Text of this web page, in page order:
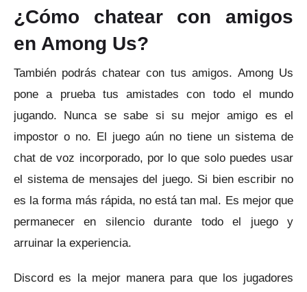
¿Cómo chatear con amigos
en Among Us?
También podrás chatear con tus amigos. Among Us
pone a prueba tus amistades con todo el mundo
jugando. Nunca se sabe si su mejor amigo es el
impostor o no.
El juego aún no tiene un sistema de
chat de voz incorporado, por lo que solo puedes usar
el sistema de mensajes del juego. Si bien escribir no
es la forma más rápida, no está tan mal. Es mejor que
permanecer en silencio durante todo el juego y
arruinar la experiencia.
Discord es la mejor manera para que los jugadores